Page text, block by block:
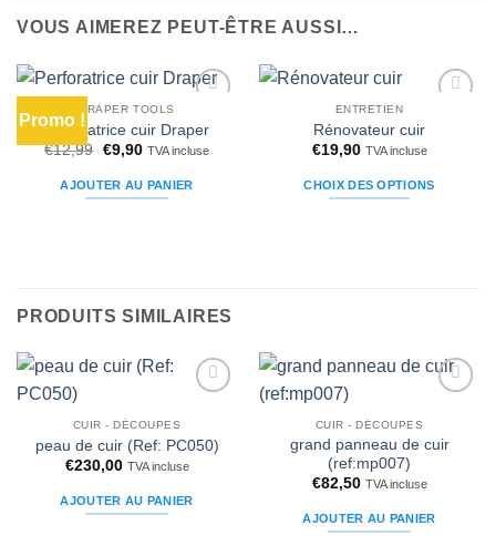
VOUS AIMEREZ PEUT-ÊTRE AUSSI…
Promo !
à la liste
d’envies
DRAPER TOOLS
Perforatrice cuir Draper
€12,99 Le
initial
était :
€9,90Le
actuel
est :
TVA incluse
AJOUTER AU PANIER
à la liste
d’envies
ENTRETIEN
Rénovateur cuir
€19,90 TVA incluse
CHOIX DES OPTIONS
peuvent
choisies
sur
la
page
du
produit
PRODUITS SIMILAIRES
à la liste
d’envies
CUIR - DÉCOUPES
peau de cuir (Ref: PC050)
€230,00 TVA incluse
AJOUTER AU PANIER
à la liste
d’envies
CUIR - DÉCOUPES
grand panneau de cuir
(ref:mp007)
€82,50 TVA incluse
AJOUTER AU PANIER